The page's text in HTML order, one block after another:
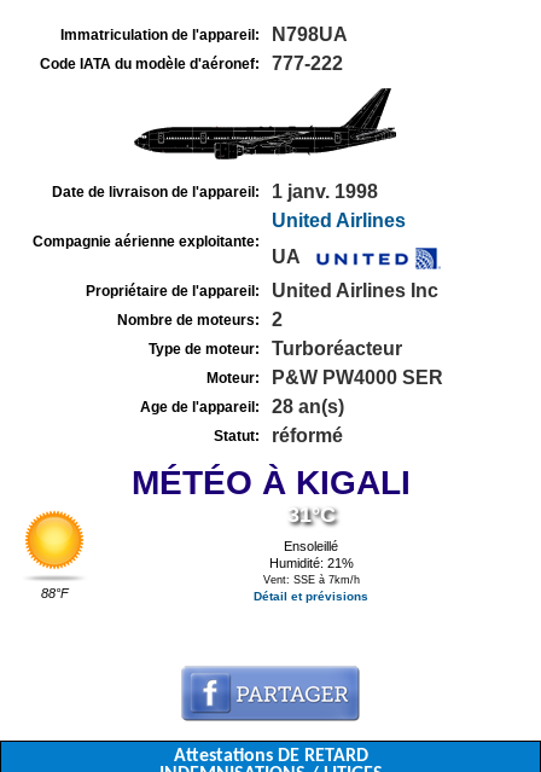
Immatriculation de l'appareil: N798UA
Code IATA du modèle d'aéronef: 777-222
Date de livraison de l'appareil: 1 janv. 1998
Compagnie aérienne exploitante:
United Airlines
UA
Propriétaire de l'appareil: United Airlines Inc
Nombre de moteurs: 2
Type de moteur: Turboréacteur
Moteur: P&W PW4000 SER
Age de l'appareil: 28 an(s)
Statut: réformé
MÉTÉO À KIGALI
88°F
31°C
Ensoleillé
Humidité: 21%
Vent: SSE à 7km/h
Détail et prévisions
Attestations DE RETARD